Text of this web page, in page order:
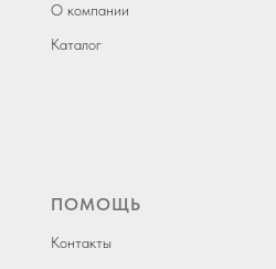
О компании
Каталог
ПОМОЩЬ
Контакты